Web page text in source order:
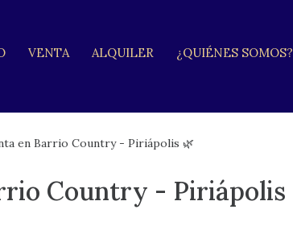
VENTA ALQUILER ¿QUIÉNES SOMOS?
en Barrio Country - Piriápolis 🌿
Country - Piriápolis